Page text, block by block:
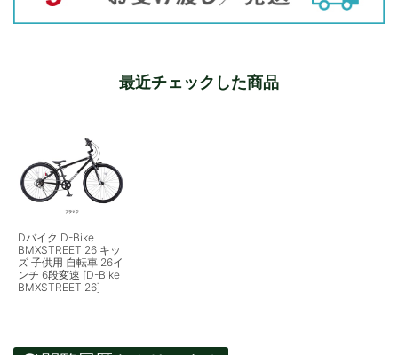
最近チェックした商品
Dバイク D-Bike
BMXSTREET 26 キッ
ズ 子供用 自転車 26イ
ンチ 6段変速 [D-Bike
BMXSTREET 26]